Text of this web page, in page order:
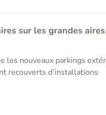
sur les grandes
les nouveaux parkings
recouverts d’installations